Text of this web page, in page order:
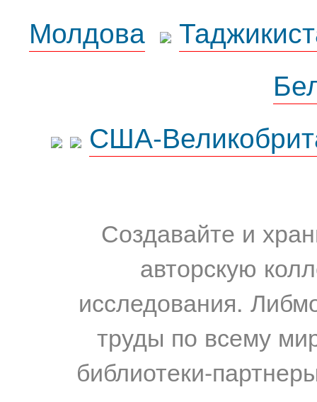
Молдова
США-
Создавайте и
авторскую
исследования.
труды по всему
библиотеки-